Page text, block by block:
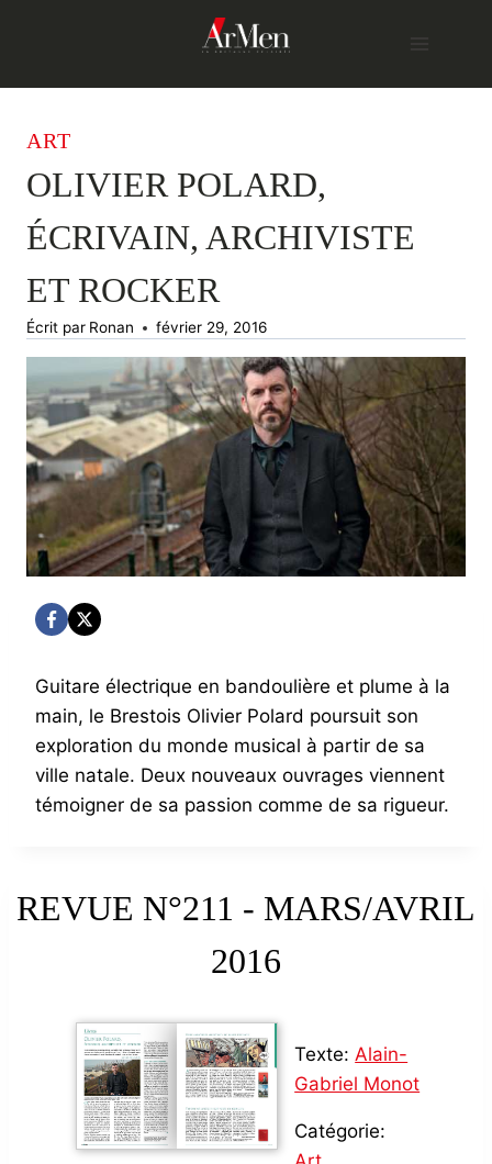
ART
OLIVIER POLARD,
ÉCRIVAIN, ARCHIVISTE
ET ROCKER
Écrit par Ronan février 29, 2016
Guitare électrique en bandoulière et plume à la
main, le Brestois Olivier Polard poursuit son
exploration du monde musical à partir de sa
ville natale. Deux nouveaux ouvrages viennent
témoigner de sa passion comme de sa rigueur.
REVUE N°211 - MARS/AVRIL
2016
Texte: Alain-
Gabriel Monot
Catégorie: